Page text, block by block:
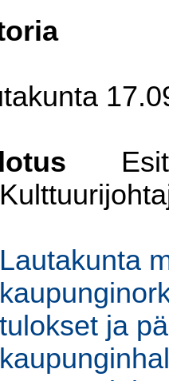
Lautakunta
tulokset ja